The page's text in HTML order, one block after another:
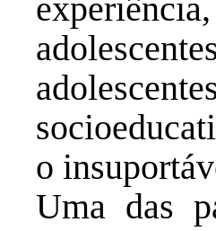
o
Uma das